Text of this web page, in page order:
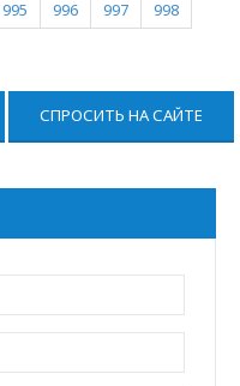
995 996 997
998
СПРОСИТЬ НА САЙТЕ